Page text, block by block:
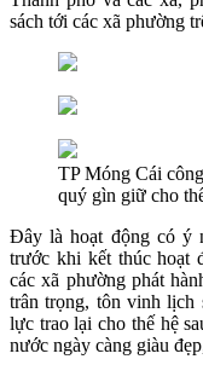
sách tới các xã phường
TP Móng Cái
quý gìn giữ cho
Đây là hoạt động có ý
trước khi kết thúc hoạt
các xã phường phát
trân trọng, tôn vinh lịch
lực trao lại cho thế hệ
nước ngày càng giàu